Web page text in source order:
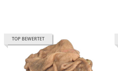
TOP BEWERTET